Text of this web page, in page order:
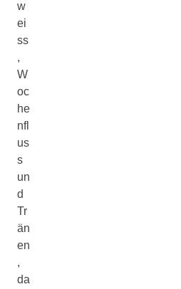
w
ei
ss
,
W
oc
he
nfl
us
s
un
d
Tr
än
en
,
da